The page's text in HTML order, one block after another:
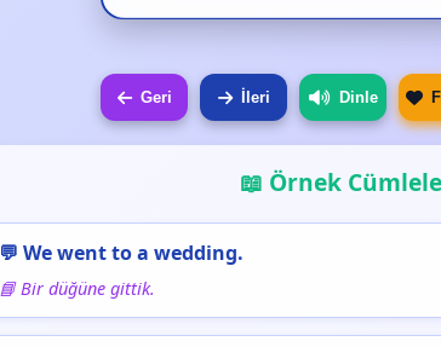
Geri İleri Dinle
📖 Örnek
💬 We went to a wedding.
📘 Bir düğüne gittik.